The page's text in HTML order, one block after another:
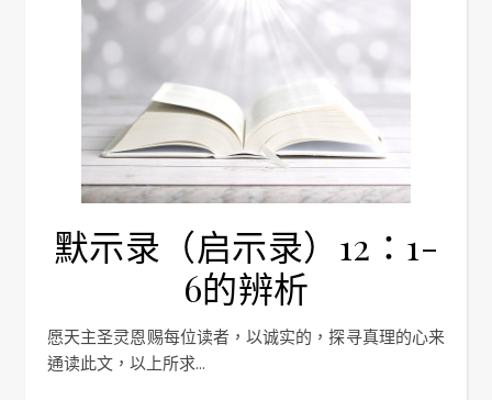
默示录（启示录）12：1-
6的辨析
愿天主圣灵恩赐每位读者，以诚实的，探寻真理的心来
通读此文，以上所求...